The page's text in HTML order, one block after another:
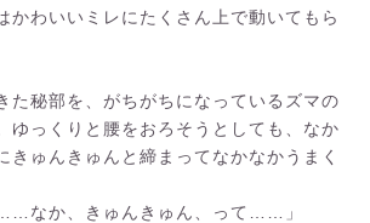
かわいいミレにたくさん上で動いてもら
秘部を、がちがちになっているズマの
ゆっくりと腰をおろそうとしても、なか
きゅんきゅんと締まってなかなかうまく
……なか、きゅんきゅん、って……」